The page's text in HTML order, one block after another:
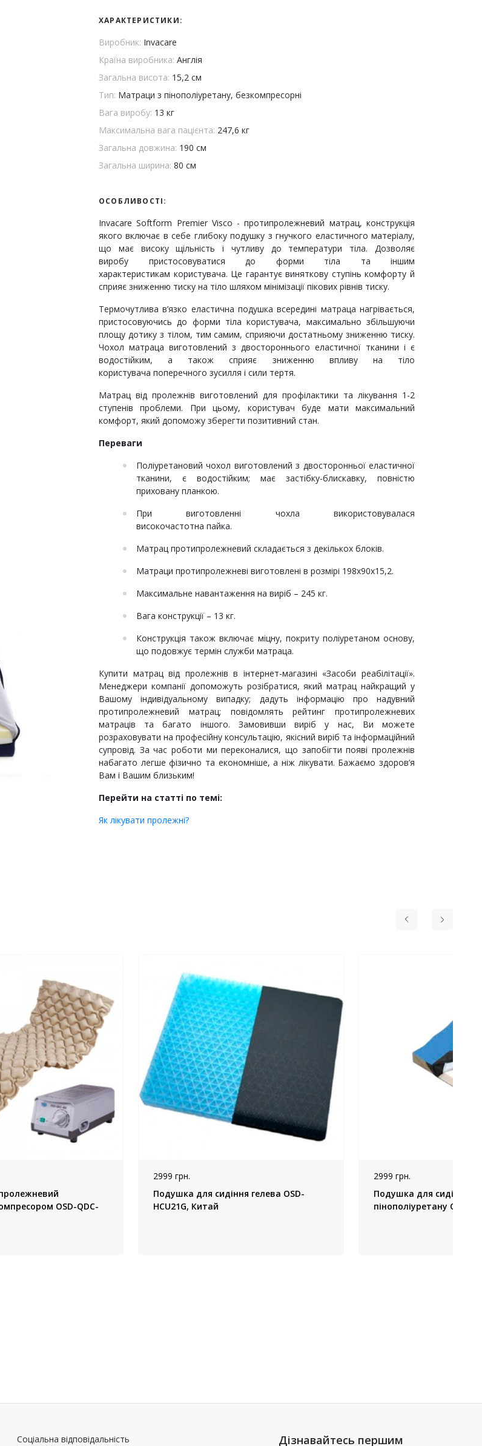
ХАРАКТЕРИСТИКИ:
Виробник: Invacare
Країна виробника: Англія
Загальна висота: 15,2 см
Тип: Матраци з пінополіуретану, безкомпресорні
Вага виробу: 13 кг
Максимальна вага пацієнта: 247,6 кг
Загальна довжина: 190 см
Загальна ширина: 80 см
ОСОБЛИВОСТІ:
Invacare Softform Premier Visco - протипролежневий матрац, конструкція
якого включає в себе глибоку подушку з гнучкого еластичного матеріалу,
що має високу щільність і чутливу до температури тіла. Дозволяє
виробу пристосовуватися до форми тіла та іншим
характеристикам користувача. Це гарантує виняткову ступінь комфорту й
сприяє зниженню тиску на тіло шляхом мінімізації пікових рівнів тиску.
Термочутлива в’язко еластична подушка всередині матраца нагрівається,
пристосовуючись до форми тіла користувача, максимально збільшуючи
площу дотику з тілом, тим самим, сприяючи достатньому зниженню тиску.
Чохол матраца виготовлений з двостороннього еластичної тканини і є
водостійким, а також сприяє зниженню впливу на тіло
користувача поперечного зусилля і сили тертя.
Матрац від пролежнів виготовлений для профілактики та лікування 1-2
ступенів проблеми. При цьому, користувач буде мати максимальний
комфорт, який допоможу зберегти позитивний стан.
Переваги
Поліуретановий чохол виготовлений з двосторонньої еластичної
тканини, є водостійким; має застібку-блискавку, повністю
приховану планкою.
При виготовленні чохла використовувалася
високочастотна пайка.
Матрац протипролежневий складається з декількох блоків.
Матраци протипролежневі виготовлені в розмірі 198х90х15,2.
Максимальне навантаження на виріб – 245 кг.
Вага конструкції – 13 кг.
Конструкція також включає міцну, покриту поліуретаном основу,
що подовжує термін служби матраца.
Купити матрац від пролежнів в інтернет-магазині «Засоби реабілітації».
Менеджери компанії допоможуть розібратися, який матрац найкращий у
Вашому індивідуальному випадку; дадуть інформацію про надувний
протипролежневий матрац; повідомлять рейтинг протипролежневих
матраців та багато іншого. Замовивши виріб у нас, Ви можете
розраховувати на професійну консультацію, якісний виріб та інформаційний
супровід. За час роботи ми переконалися, що запобігти появі пролежнів
набагато легше фізично та економніше, а ніж лікувати. Бажаємо здоров’я
Вам і Вашим близьким!
Перейти на статті по темі:
Як лікувати пролежні?
OSD-QDC-
2999 грн.
Подушка для сидіння гелева OSD-
HCU21G, Китай
2999 грн.
Подушка для сидіння, з
пінополіуретану OSD-
Соціальна відповідальність Дізнавайтесь першим